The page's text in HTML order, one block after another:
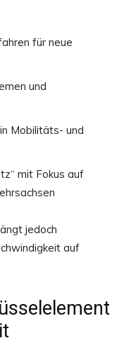
für neue
und
Mobilitäts- und
mit Fokus auf
jedoch
auf